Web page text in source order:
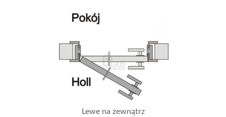
Lewe na zewnątrz